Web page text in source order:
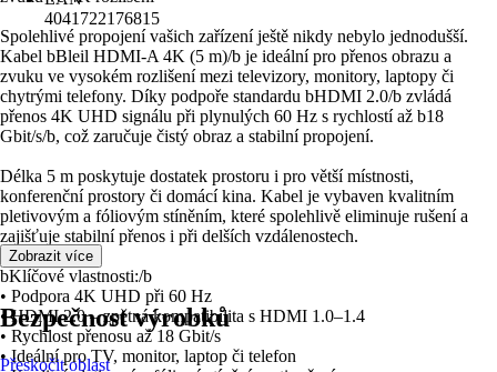
4041722176815
Spolehlivé propojení vašich zařízení ještě nikdy nebylo jednodušší.
Kabel bBleil HDMI-A 4K (5 m)/b je ideální pro přenos obrazu a
zvuku ve vysokém rozlišení mezi televizory, monitory, laptopy či
chytrými telefony. Díky podpoře standardu bHDMI 2.0/b zvládá
přenos 4K UHD signálu při plynulých 60 Hz s rychlostí až b18
Gbit/s/b, což zaručuje čistý obraz a stabilní propojení.
Délka 5 m poskytuje dostatek prostoru i pro větší místnosti,
konferenční prostory či domácí kina. Kabel je vybaven kvalitním
pletivovým a fóliovým stíněním, které spolehlivě eliminuje rušení a
zajišťuje stabilní přenos i při delších vzdálenostech.
bKlíčové vlastnosti:/b
• Podpora 4K UHD při 60 Hz
• HDMI 2.0 – zpětná kompatibilita s HDMI 1.0–1.4
• Rychlost přenosu až 18 Gbit/s
• Ideální pro TV, monitor, laptop či telefon
Zobrazit více
Bezpečnost výrobků
Přeskočit oblast